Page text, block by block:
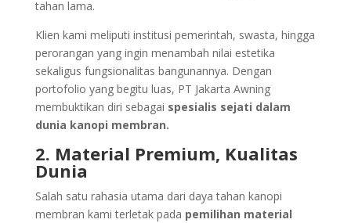
tahan lama.
Klien kami meliputi institusi pemerintah, swasta, hingga
perorangan yang ingin menambah nilai estetika
sekaligus fungsionalitas bangunannya. Dengan
portofolio yang begitu luas, PT Jakarta Awning
membuktikan diri sebagai spesialis sejati dalam
dunia kanopi membran.
2. Material Premium, Kualitas
Dunia
Salah satu rahasia utama dari daya tahan kanopi
membran kami terletak pada pemilihan material